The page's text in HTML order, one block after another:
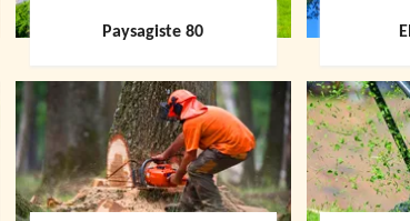
Paysagiste 80